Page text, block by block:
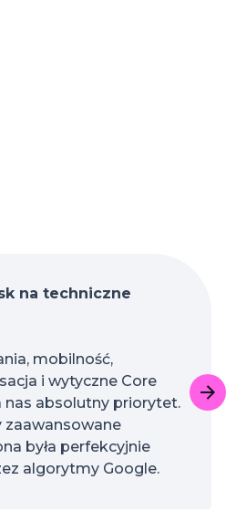
na techniczne
mobilność,
i wytyczne Core
nas absolutny priorytet.
była perfekcyjnie
algorytmy Google.